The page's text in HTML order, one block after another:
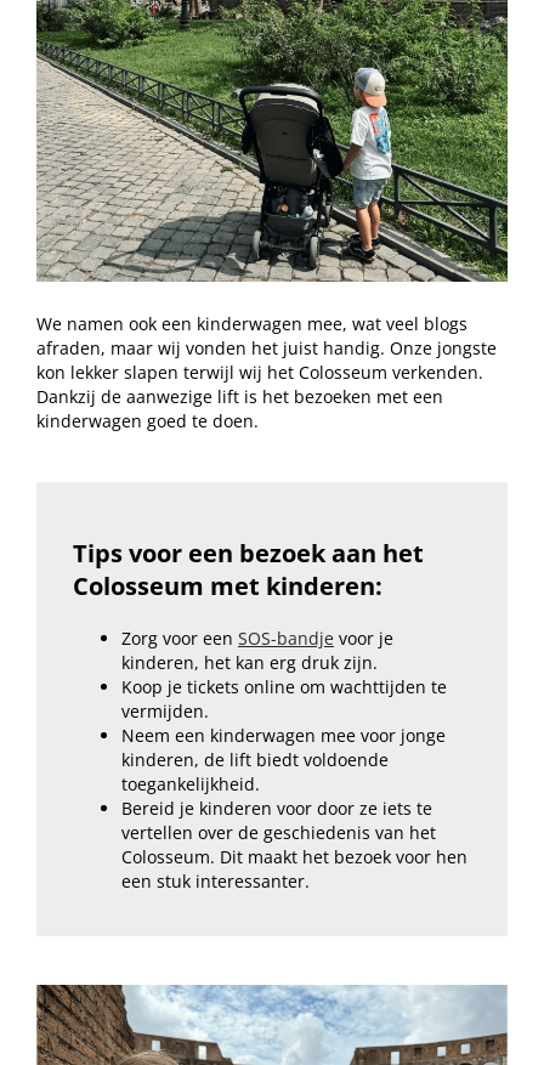
We namen ook een kinderwagen mee, wat veel blogs
afraden, maar wij vonden het juist handig. Onze jongste
kon lekker slapen terwijl wij het Colosseum verkenden.
Dankzij de aanwezige lift is het bezoeken met een
kinderwagen goed te doen.
Tips voor een bezoek aan het
Colosseum met kinderen:
Zorg voor een SOS-bandje voor je
kinderen, het kan erg druk zijn.
Koop je tickets online om wachttijden te
vermijden.
Neem een kinderwagen mee voor jonge
kinderen, de lift biedt voldoende
toegankelijkheid.
Bereid je kinderen voor door ze iets te
vertellen over de geschiedenis van het
Colosseum. Dit maakt het bezoek voor hen
een stuk interessanter.